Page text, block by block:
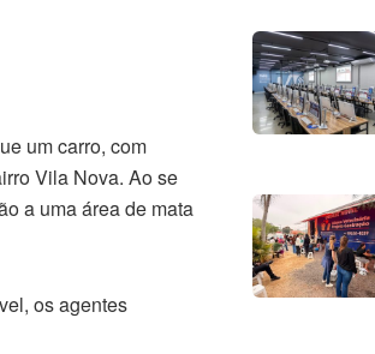
um carro, com
Vila Nova. Ao se
a uma área de mata
os agentes